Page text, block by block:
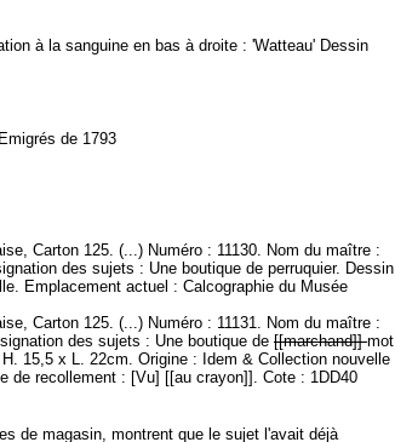
à la sanguine en bas à droite : 'Watteau' Dessin
de 1793
Carton 125. (...) Numéro : 11130. Nom du maître :
des sujets : Une boutique de perruquier. Dessin
Emplacement actuel : Calcographie du Musée
Carton 125. (...) Numéro : 11131. Nom du maître :
des sujets : Une boutique de [[marchand]]mot
15,5 x L. 22cm. Origine : Idem & Collection nouvelle
de recollement : [Vu] [[au crayon]]. Cote : 1DD40
de magasin, montrent que le sujet l'avait déjà